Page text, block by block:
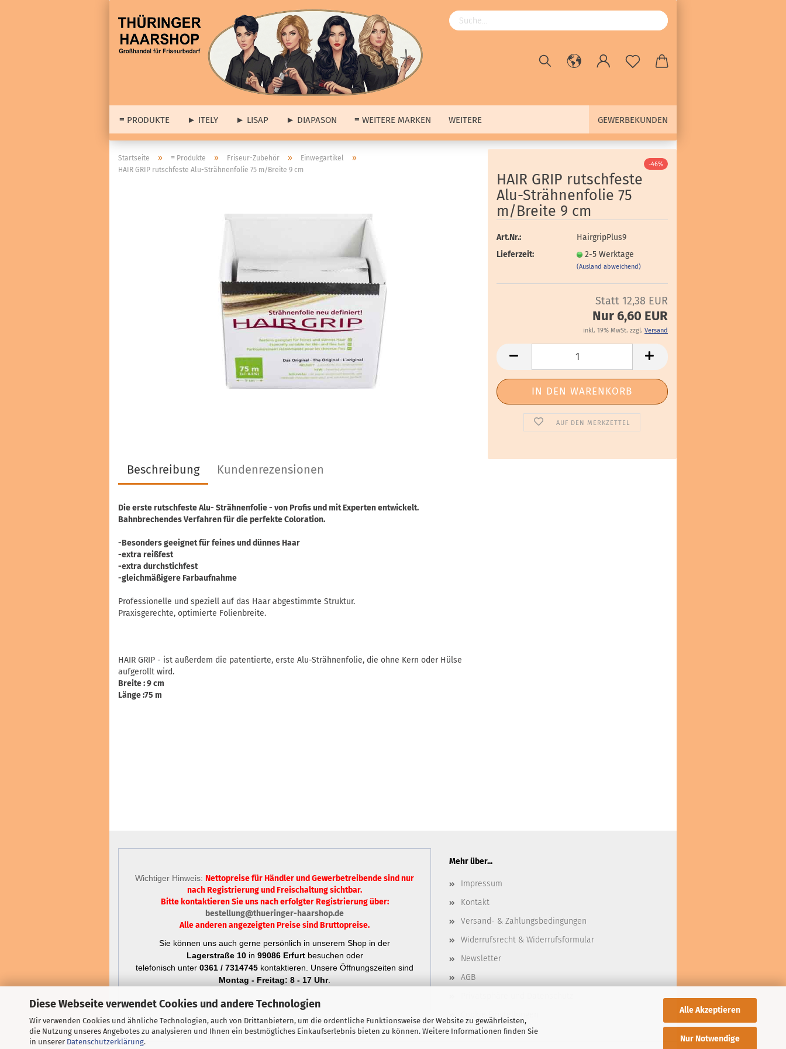
Diese Webseite verwendet Cookies und andere Technologien
Wir verwenden Cookies und ähnliche Technologien, auch von Drittanbietern, um die ordentliche Funktionsweise der Website zu gewährleisten,
die Nutzung unseres Angebotes zu analysieren und Ihnen ein bestmögliches Einkaufserlebnis bieten zu können. Weitere Informationen finden Sie
in unserer Datenschutzerklärung.
Alle Akzeptieren
Nur Notwendige
≡ PRODUKTE ► ITELY ► LISAP ► DIAPASON ≡ WEITERE MARKEN GEWERBEKUNDEN
WEITERE
► Angebote
► Angeboteanzeigen
Startseite » ≡ Produkte » Friseur-Zubehör » Einwegartikel »
HAIR GRIP rutschfeste Alu-Strähnenfolie 75 m/Breite 9 cm
-46%
HAIR GRIP rutschfeste
Alu-Strähnenfolie 75
m/Breite 9 cm
Art.Nr.:
HairgripPlus9
Lieferzeit:
2-5 Werktage
(Ausland abweichend)
Statt 12,38 EUR
Nur 6,60 EUR
inkl. 19% MwSt. zzgl. Versand
AUF DEN MERKZETTEL
Beschreibung Kundenrezensionen
Die erste rutschfeste Alu- Strähnenfolie - von Profis und mit Experten entwickelt.
Bahnbrechendes Verfahren für die perfekte Coloration.
-Besonders geeignet für feines und dünnes Haar
-extra reißfest
-extra durchstichfest
-gleichmäßigere Farbaufnahme
Professionelle und speziell auf das Haar abgestimmte Struktur.
Praxisgerechte, optimierte Folienbreite.
HAIR GRIP - ist außerdem die patentierte, erste Alu-Strähnenfolie, die ohne Kern oder Hülse
aufgerollt wird.
Breite : 9 cm
Länge :75 m
Wichtiger Hinweis: Nettopreise für Händler und Gewerbetreibende sind nur
nach Registrierungund Freischaltung sichtbar.
Bitte kontaktieren Sie uns nach erfolgter Registrierung über:
bestellung@thueringer-haarshop.de
Alle anderen angezeigten Preise sind Bruttopreise.
Sie können uns auch gerne persönlich in unserem Shop in der
Lagerstraße 10in 99086 Erfurtbesuchen oder
telefonisch unter 0361 / 7314745 kontaktieren. Unsere Öffnungszeiten sind
Montag - Freitag: 8 - 17 Uhr.
Mehr über...
Impressum
Kontakt
Versand- & Zahlungsbedingungen
Widerrufsrecht & Widerrufsformular
Newsletter
AGB
Cookie Einstellungen